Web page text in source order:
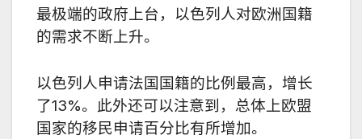
最极端的政府上台，以色列人对欧洲国籍
的需求不断上升。
以色列人申请法国国籍的比例最高，增长
了13%。此外还可以注意到，总体上欧盟
国家的移民申请百分比有所增加。